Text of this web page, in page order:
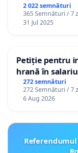
2 022 semnături
365 Semnături / 7
31 Jul 2025
Petiție pentru
hrană în
gradațiilor de
personali
272 semnături
272 Semnături / 7
6 Aug 2026